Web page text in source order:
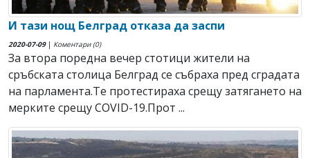
И тази нощ Белград отказа да заспи
2020-07-09| Коментари (0)
За втора поредна вечер стотици жители на
сръбската столица Белград се събраха пред сградата
на парламента.Те протестираха срещу затягането на
мерките срещу COVID-19.Прот ...